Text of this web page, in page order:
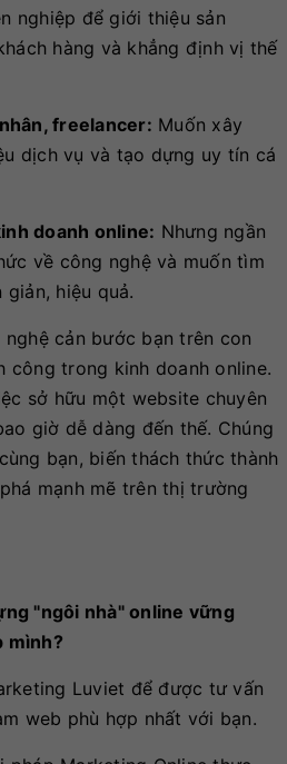
nghiệp để giới thiệu sản
hàng và khẳng định vị thế
freelancer: Muốn xây
dịch vụ và tạo dựng uy tín cá
doanh online: Nhưng ngần
về công nghệ và muốn tìm
hiệu quả.
cản bước bạn trên con
công trong kinh doanh online.
sở hữu một website chuyên
giờ dễ dàng đến thế. Chúng
bạn, biến thách thức thành
mạnh mẽ trên thị trường
"ngôi nhà" online vững
mình?
Luviet để được tư vấn
web phù hợp nhất với bạn.